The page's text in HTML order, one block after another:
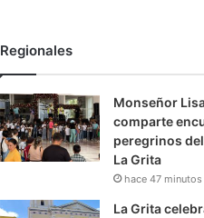
Regionales
Monseñor
comparte
peregrinos
La Grita
hace 47 minutos
La Grita